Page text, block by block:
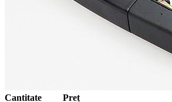
Cantitate Preț